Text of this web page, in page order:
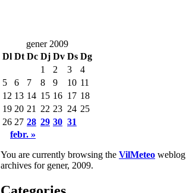
gener 2009
Dl Dt Dc Dj Dv Ds Dg
1
2 3
4
5
6 7 8 9 10 11
12 13 14 15 16 17 18
19 20 21 22 23 24 25
26 27 28 29 30 31
febr. »
You are currently browsing the VilMeteo weblog
archives for gener, 2009.